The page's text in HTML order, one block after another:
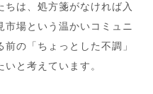
は、処方箋がなければ入
市場という温かいコミュニ
の「ちょっとした不調」
と考えています。